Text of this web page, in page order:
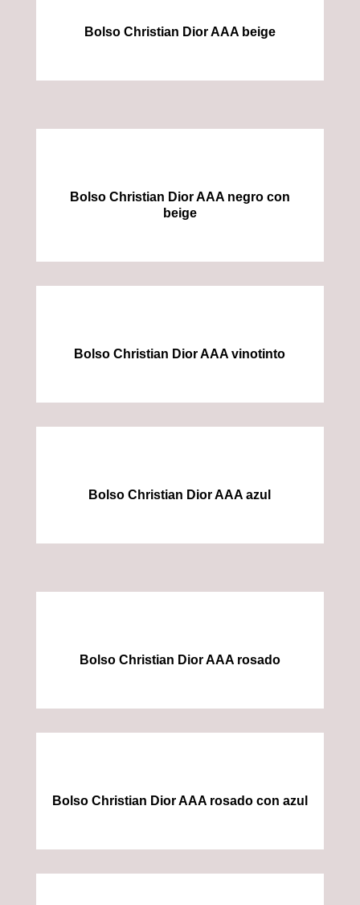
Bolso Christian Dior AAA beige
Bolso Christian Dior AAA negro con
beige
Bolso Christian Dior AAA vinotinto
Bolso Christian Dior AAA azul
Bolso Christian Dior AAA rosado
Bolso Christian Dior AAA rosado con azul